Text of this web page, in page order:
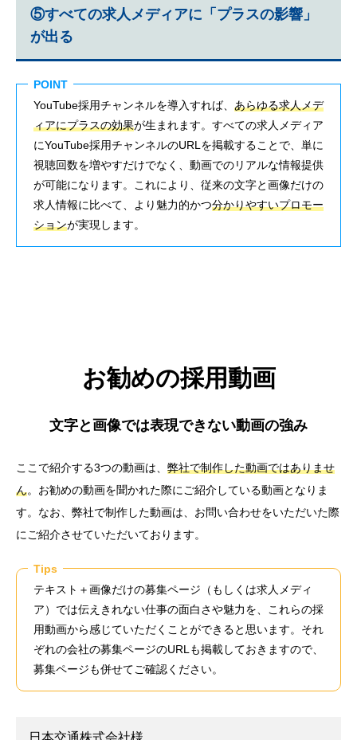
⑤すべての求人メディアに「プラスの影響」
が出る
POINT
YouTube採用チャンネルを導入すれば、 あらゆる求人メデ
ィアにプラスの効果が生まれます。すべての求人メディア
にYouTube採用チャンネルのURLを掲載することで、単に
視聴回数を増やすだけでなく、動画でのリアルな情報提供
が可能になります。これにより、従来の文字と画像だけの
求人情報に比べて、より魅力的かつ分かりやすいプロモー
ションが実現します。
お勧めの採用動画
文字と画像では表現できない動画の強み
ここで紹介する3つの動画は、 弊社で制作した動画ではありませ
ん。お勧めの動画を聞かれた際にご紹介している動画となりま
す。なお、弊社で制作した動画は、お問い合わせをいただいた際
にご紹介させていただいております。
Tips
テキスト＋画像だけの募集ページ（もしくは求人メディ
ア）では伝えきれない仕事の面白さや魅力を、これらの採
用動画から感じていただくことができると思います。それ
ぞれの会社の募集ページのURLも掲載しておきますので、
募集ページも併せてご確認ください。